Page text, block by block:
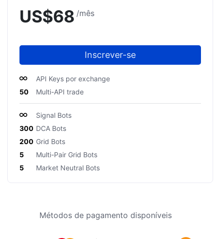
US$68 /mês
Inscrever-se
API Keys por exchange
50
Multi-API trade
Signal Bots
300 DCA Bots
200 Grid Bots
5
Multi-Pair Grid Bots
5
Market Neutral Bots
Métodos de pagamento disponíveis